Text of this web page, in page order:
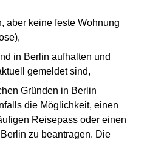
aber keine feste Wohnung
in Berlin aufhalten und
gemeldet sind,
Gründen in Berlin
die Möglichkeit, einen
Reisepass oder einen
zu beantragen. Die